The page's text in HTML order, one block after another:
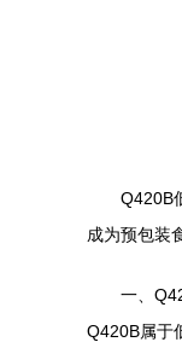
Q420B
成为预包装
一、
Q420B属于